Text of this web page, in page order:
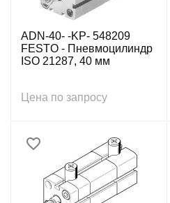
ADN-40- -KP- 548209
FESTO - Пневмоцилиндр
ISO 21287, 40 мм
Цена по запросу